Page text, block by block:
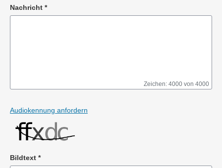
Nachricht *
Zeichen: 4000 von 4000
Audiokennung anfordern
Bildtext *